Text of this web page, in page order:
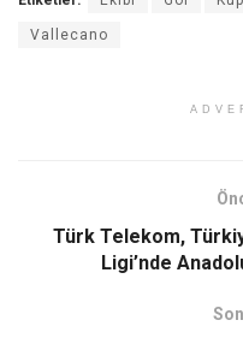
Vallecano
Türk Telekom,
Ligi’nde